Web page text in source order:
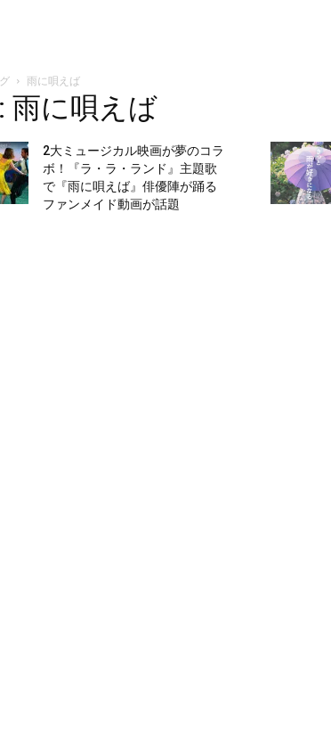
雨に唄えば
雨に唄えば
2大ミュージカル映画が夢のコラ
ボ！『ラ・ラ・ランド』主題歌
で『雨に唄えば』俳優陣が踊る
ファンメイド動画が話題